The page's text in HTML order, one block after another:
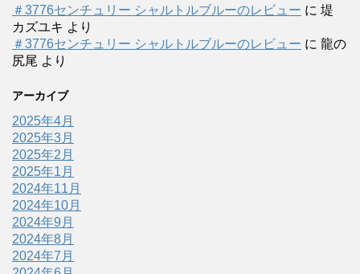
＃3776センチュリー シャルトルブルーのレビュー に 堤
カズユキ より
＃3776センチュリー シャルトルブルーのレビュー に 龍の
尻尾 より
アーカイブ
2025年4月
2025年3月
2025年2月
2025年1月
2024年11月
2024年10月
2024年9月
2024年8月
2024年7月